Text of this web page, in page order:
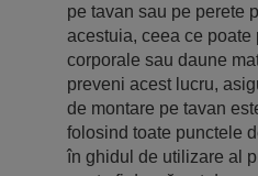
pe tavan sau pe perete
acestuia, ceea ce poate
corporale sau daune
preveni acest lucru,
de montare pe tavan
folosind toate punctele
în ghidul de utilizare al